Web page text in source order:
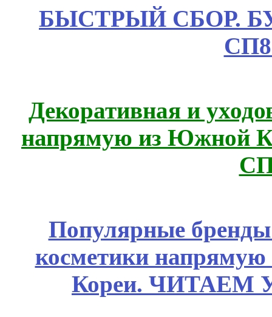
БЫСТРЫЙ СБОР.
Декоративная и
напрямую из
Популярные
косметики
Кореи. ЧИТАЕМ